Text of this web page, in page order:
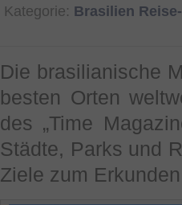
Kategorie: Brasilien
Die brasilianische
besten Orten
des „Time
Städte, Parks und
Ziele zum